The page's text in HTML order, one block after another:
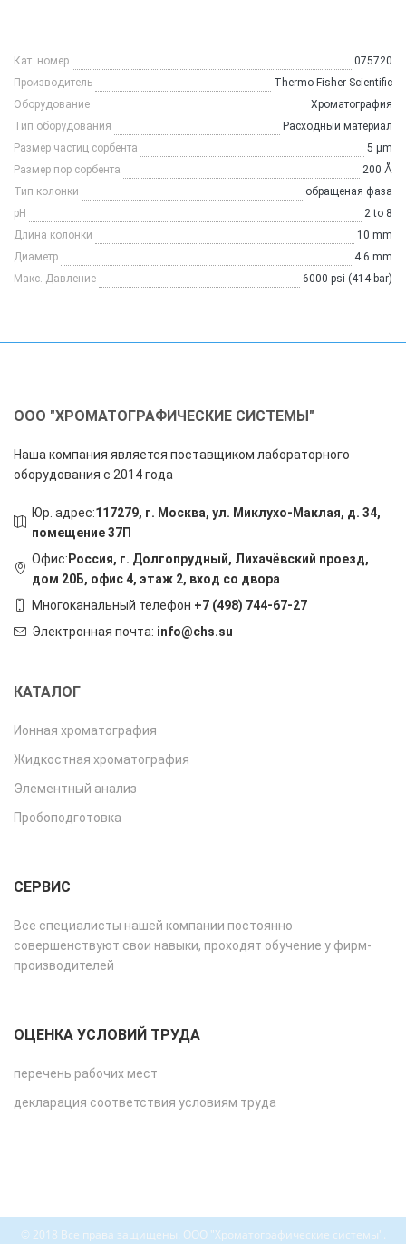
Кат. номер
075720
Производитель
Thermo Fisher Scientific
Оборудование
Хроматография
Тип оборудования
Расходный материал
Размер частиц сорбента
5 µm
Размер пор сорбента
200 Å
Тип колонки
обращеная фаза
рН
2 to 8
Длина колонки
10 mm
Диаметр
4.6 mm
Макс. Давление
6000 psi (414 bar)
ООО "ХРОМАТОГРАФИЧЕСКИЕ СИСТЕМЫ"
Наша компания является поставщиком лабораторного
оборудования с 2014 года
Юр. адрес:117279, г. Москва, ул. Миклухо-Маклая, д. 34,
помещение 37П
Офис: Россия, г. Долгопрудный, Лихачёвский проезд,
дом 20Б, офис 4, этаж 2, вход со двора
Многоканальный телефон +7 (498) 744-67-27
Электронная почта: info@chs.su
КАТАЛОГ
Ионная хроматография
Жидкостная хроматография
Элементный анализ
Пробоподготовка
СЕРВИС
Все специалисты нашей компании постоянно
совершенствуют свои навыки, проходят обучение у фирм-
производителей
ОЦЕНКА УСЛОВИЙ ТРУДА
перечень рабочих мест
декларация соответствия условиям труда
© 2018 Все права защищены. ООО "Хроматографические системы".